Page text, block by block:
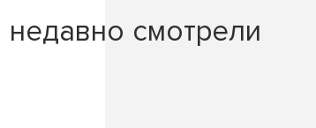
смотрели